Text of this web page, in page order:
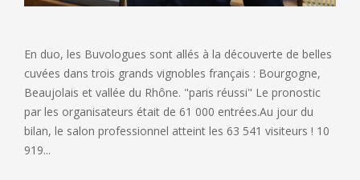
En duo, les Buvologues sont allés à la découverte de belles
cuvées dans trois grands vignobles français : Bourgogne,
Beaujolais et vallée du Rhône. "paris réussi" Le pronostic
par les organisateurs était de 61 000 entrées.Au jour du
bilan, le salon professionnel atteint les 63 541 visiteurs ! 10
919...